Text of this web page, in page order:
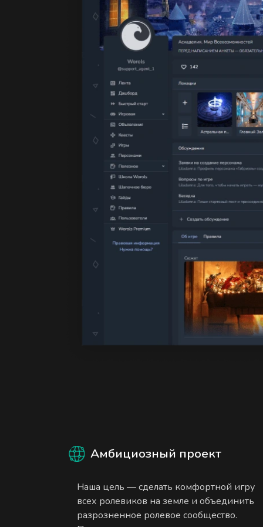
Амбициозный проект
Наша цель — сделать комфортной игру
всех ролевиков на земле и объединить
разрозненное ролевое сообщество.